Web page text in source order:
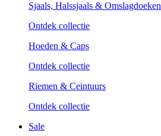
Sjaals, Halssjaals & Omslagdoeken
Ontdek collectie
Hoeden & Caps
Ontdek collectie
Riemen & Ceintuurs
Ontdek collectie
Sale